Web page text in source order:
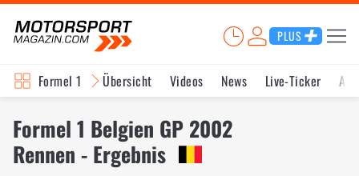
PLUS
Formel 1 Übersicht Videos News Live-Ticker
Formel 1 Belgien GP 2002
Rennen - Ergebnis